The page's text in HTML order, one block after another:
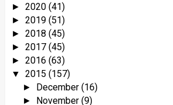
► 2020 (41)
► 2019 (51)
► 2018 (45)
► 2017 (45)
► 2016 (63)
▼ 2015 (157)
► December(16)
► November(9)